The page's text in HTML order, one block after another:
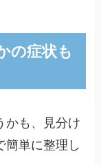
の症状も
かも、見分け
簡単に整理し